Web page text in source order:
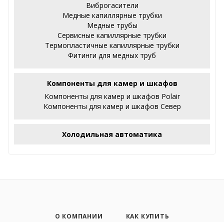
Виброгасители
Медные капиллярные трубки
Медные трубы
Сервисные капиллярные трубки
Термопластичные капиллярные трубки
Фитинги для медных труб
Компоненты для камер и шкафов
Компоненты для камер и шкафов Polair
Компоненты для камер и шкафов Север
Холодильная автоматика
О КОМПАНИИ
КАК КУПИТЬ